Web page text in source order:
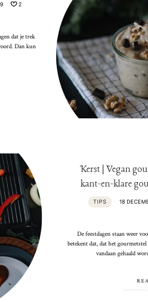
2
dat je trek
Dan kun
Kerst | Vegan
kant-en-klare
TIPS 18
De feestdagen staan weer
betekent dat, dat het
vandaan gehaald